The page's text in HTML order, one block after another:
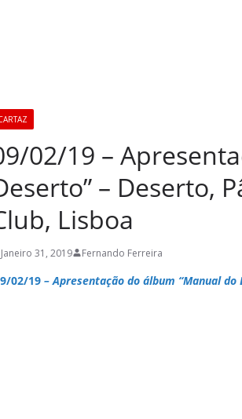
02/19 –
– Deserto,
Lisboa
Janeiro 31, 2019 Fernando Ferreira
02/19 – Apresentação do álbum “Manual do